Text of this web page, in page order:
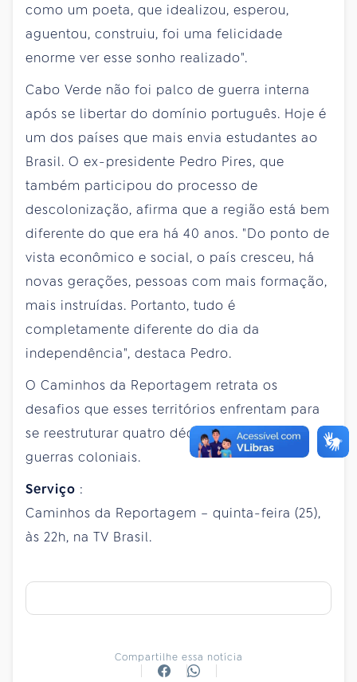
como um poeta, que idealizou, esperou,
aguentou, construiu, foi uma felicidade
enorme ver esse sonho realizado".
Cabo Verde não foi palco de guerra interna
após se libertar do domínio português. Hoje é
um dos países que mais envia estudantes ao
Brasil. O ex-presidente Pedro Pires, que
também participou do processo de
descolonização, afirma que a região está bem
diferente do que era há 40 anos. "Do ponto de
vista econômico e social, o país cresceu, há
novas gerações, pessoas com mais formação,
mais instruídas. Portanto, tudo é
completamente diferente do dia da
independência", destaca Pedro.
O Caminhos da Reportagem retrata os
desafios que esses territórios enfrentam para
se reestruturar quatro décadas depois das
guerras coloniais.
Serviço :
Caminhos da Reportagem – quinta-feira (25),
às 22h, na TV Brasil.
Compartilhe essa notícia